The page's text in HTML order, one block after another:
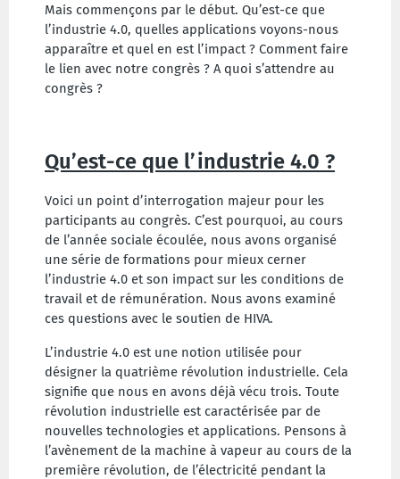
Mais commençons par le début. Qu’est-ce que
l’industrie 4.0, quelles applications voyons-nous
apparaître et quel en est l’impact ? Comment faire
le lien avec notre congrès ? A quoi s’attendre au
congrès ?
Qu’est-ce que l’industrie 4.0 ?
Voici un point d’interrogation majeur pour les
participants au congrès. C’est pourquoi, au cours
de l’année sociale écoulée, nous avons organisé
une série de formations pour mieux cerner
l’industrie 4.0 et son impact sur les conditions de
travail et de rémunération. Nous avons examiné
ces questions avec le soutien de HIVA.
L’industrie 4.0 est une notion utilisée pour
désigner la quatrième révolution industrielle. Cela
signifie que nous en avons déjà vécu trois. Toute
révolution industrielle est caractérisée par de
nouvelles technologies et applications. Pensons à
l’avènement de la machine à vapeur au cours de la
première révolution, de l’électricité pendant la